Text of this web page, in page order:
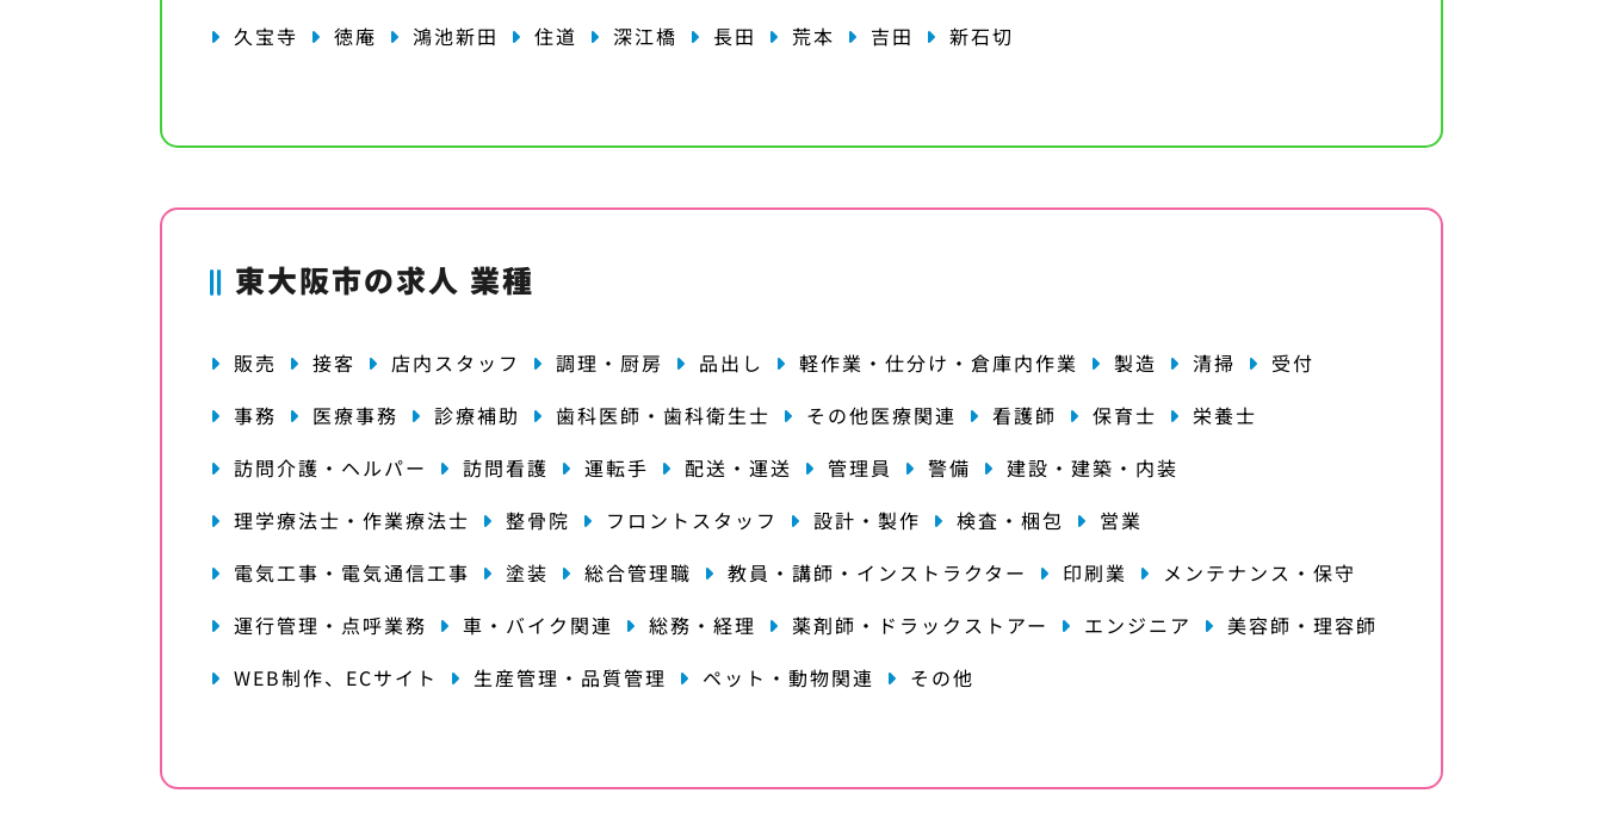
久宝寺
徳庵 鴻池新田 住道 深江橋 長田 荒本 吉田 新石切
東大阪市の求人 業種
販売 接客 店内スタッフ 調理・厨房 品出し 軽作業・仕分け・倉庫内作業 製造 清掃
受付
事務
医療事務 診療補助 歯科医師・歯科衛生士 その他医療関連 看護師 保育士
栄養士
訪問介護・ヘルパー
訪問看護 運転手 配送・運送 管理員 警備
建設・建築・内装
理学療法士・作業療法士
整骨院 フロントスタッフ 設計・製作 検査・梱包
営業
電気工事・電気通信工事
塗装 総合管理職 教員・講師・インストラクター 印刷業
メンテナンス・保守
運行管理・点呼業務
車・バイク関連 総務・経理 薬剤師・ドラックストアー エンジニア
美容師・理容師
WEB制作、ECサイト
生産管理・品質管理 ペット・動物関連 その他